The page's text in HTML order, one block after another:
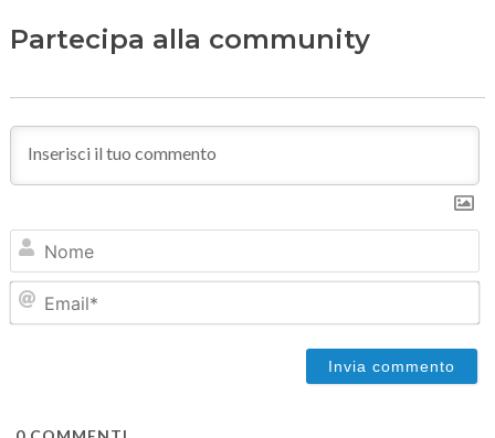
Partecipa alla community